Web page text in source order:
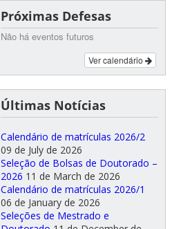
Próximas Defesas
Não há eventos futuros
Ver calendário
Últimas Notícias
Calendário de matrículas 2026/2
09 de July de 2026
Seleção de Bolsas de Doutorado –
2026 11 de March de 2026
Calendário de matrículas 2026/1
06 de January de 2026
Seleções de Mestrado e